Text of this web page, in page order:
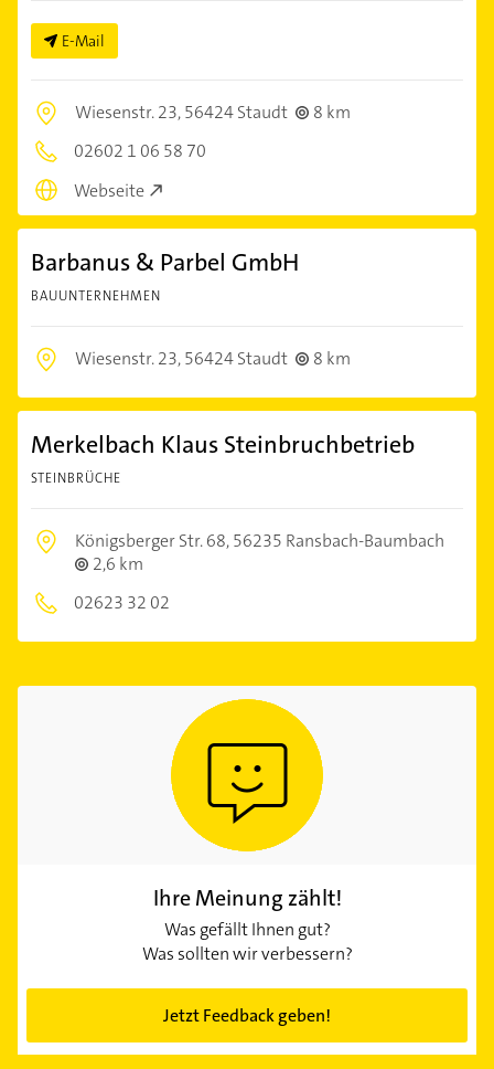
E-Mail
Wiesenstr. 23,56424 Staudt
8 km
02602 1 06 58 70
Webseite
Barbanus & Parbel GmbH
BAUUNTERNEHMEN
Wiesenstr. 23,56424 Staudt 8 km
Merkelbach Klaus Steinbruchbetrieb
STEINBRÜCHE
Königsberger Str. 68,56235 Ransbach-Baumbach
2,6 km
02623 32 02
Ihre Meinung zählt!
Was gefällt Ihnen gut?
Was sollten wir verbessern?
Jetzt Feedback geben!